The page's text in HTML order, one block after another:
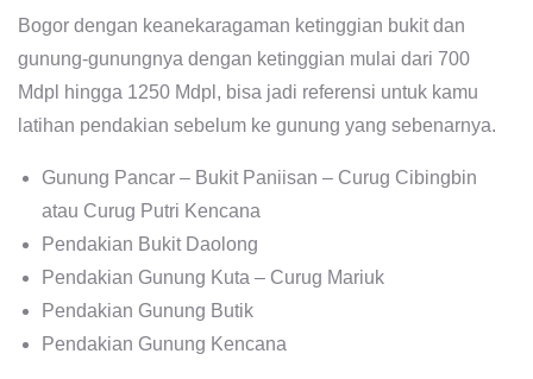
Bogor dengan keanekaragaman ketinggian bukit dan
gunung-gunungnya dengan ketinggian mulai dari 700
Mdpl hingga 1250 Mdpl, bisa jadi referensi untuk kamu
latihan pendakian sebelum ke gunung yang sebenarnya.
Gunung Pancar – Bukit Paniisan – Curug Cibingbin
atau Curug Putri Kencana
Pendakian Bukit Daolong
Pendakian Gunung Kuta – Curug Mariuk
Pendakian Gunung Butik
Pendakian Gunung Kencana